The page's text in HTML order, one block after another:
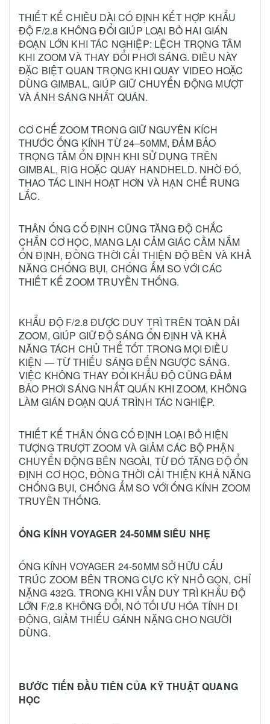
THIẾT KẾ CHIỀU DÀI CỐ ĐỊNH KẾT HỢP KHẨU
ĐỘ F/2.8 KHÔNG ĐỔI GIÚP LOẠI BỎ HAI GIÁN
ĐOẠN LỚN KHI TÁC NGHIỆP: LỆCH TRỌNG TÂM
KHI ZOOM VÀ THAY ĐỔI PHƠI SÁNG. ĐIỀU NÀY
ĐẶC BIỆT QUAN TRỌNG KHI QUAY VIDEO HOẶC
DÙNG GIMBAL, GIÚP GIỮ CHUYỂN ĐỘNG MƯỢT
VÀ ÁNH SÁNG NHẤT QUÁN.
CƠ CHẾ ZOOM TRONG GIỮ NGUYÊN KÍCH
THƯỚC ỐNG KÍNH TỪ 24–50MM, ĐẢM BẢO
TRỌNG TÂM ỔN ĐỊNH KHI SỬ DỤNG TRÊN
GIMBAL, RIG HOẶC QUAY HANDHELD. NHỜ ĐÓ,
THAO TÁC LINH HOẠT HƠN VÀ HẠN CHẾ RUNG
LẮC.
THÂN ỐNG CỐ ĐỊNH CŨNG TĂNG ĐỘ CHẮC
CHẮN CƠ HỌC, MANG LẠI CẢM GIÁC CẦM NẮM
ỔN ĐỊNH, ĐỒNG THỜI CẢI THIỆN ĐỘ BỀN VÀ KHẢ
NĂNG CHỐNG BỤI, CHỐNG ẨM SO VỚI CÁC
THIẾT KẾ ZOOM TRUYỀN THỐNG.
KHẨU ĐỘ F/2.8 ĐƯỢC DUY TRÌ TRÊN TOÀN DẢI
ZOOM, GIÚP GIỮ ĐỘ SÁNG ỔN ĐỊNH VÀ KHẢ
NĂNG TÁCH CHỦ THỂ TỐT TRONG MỌI ĐIỀU
KIỆN — TỪ THIẾU SÁNG ĐẾN NGƯỢC SÁNG.
VIỆC KHÔNG THAY ĐỔI KHẨU ĐỘ CŨNG ĐẢM
BẢO PHƠI SÁNG NHẤT QUÁN KHI ZOOM, KHÔNG
LÀM GIÁN ĐOẠN QUÁ TRÌNH TÁC NGHIỆP.
THIẾT KẾ THÂN ỐNG CỐ ĐỊNH LOẠI BỎ HIỆN
TƯỢNG TRƯỢT ZOOM VÀ GIẢM CÁC BỘ PHẬN
CHUYỂN ĐỘNG BÊN NGOÀI, TỪ ĐÓ TĂNG ĐỘ ỔN
ĐỊNH CƠ HỌC, ĐỒNG THỜI CẢI THIỆN KHẢ NĂNG
CHỐNG BỤI, CHỐNG ẨM SO VỚI ỐNG KÍNH ZOOM
TRUYỀN THỐNG.
ỐNG KÍNH VOYAGER 24-50MM SIÊU NHẸ
ỐNG KÍNH VOYAGER 24-50MM SỞ HỮU CẤU
TRÚC ZOOM BÊN TRONG CỰC KỲ NHỎ GỌN, CHỈ
NẶNG 432G. TRONG KHI VẪN DUY TRÌ KHẨU ĐỘ
LỚN F/2.8 KHÔNG ĐỔI, NÓ TỐI ƯU HÓA TÍNH DI
ĐỘNG, GIẢM THIỂU GÁNH NẶNG CHO NGƯỜI
DÙNG.
BƯỚC TIẾN ĐẦU TIÊN CỦA KỸ THUẬT QUANG
HỌC